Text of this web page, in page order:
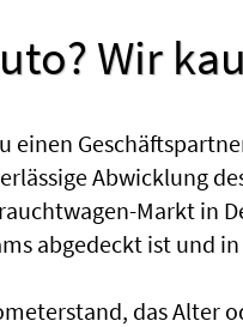
Wir
einen
Abwicklung
Markt in
abgedeckt ist und
das Alter